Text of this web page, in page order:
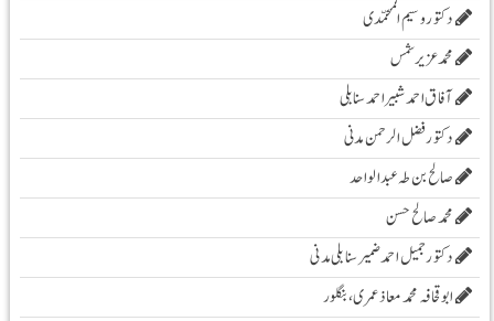
دکتور وسیم المحمّدی
محمدعزیرشمس
آفاق احمد شبیر احمد سنابلی
دکتور فضل الرحمن مدنی
صالح بن طہ عبد الواحد
محمد صالح حسن
دکتور جمیل احمد ضمیر سنابلی مدنی
ابو قحافہ محمد معاذ عمری، بنگلور